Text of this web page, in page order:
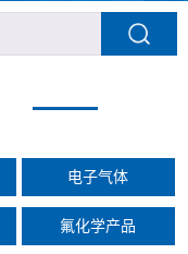
电子气体
氟化学产品